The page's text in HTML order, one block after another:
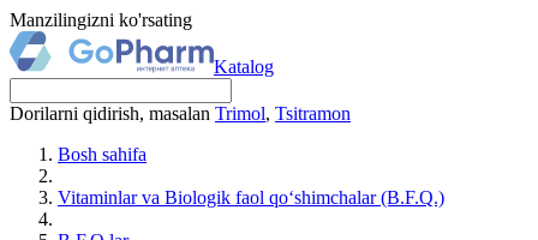
Manzilingizni ko'rsating
Katalog
Dorilarni qidirish, masalan Trimol, Tsitramon
Bosh sahifa
Vitaminlar va Biologik faol qo‘shimchalar (B.F.Q.)